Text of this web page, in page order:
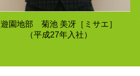
遊園地部 菊池 美冴［ミサエ］
（平成27年入社）